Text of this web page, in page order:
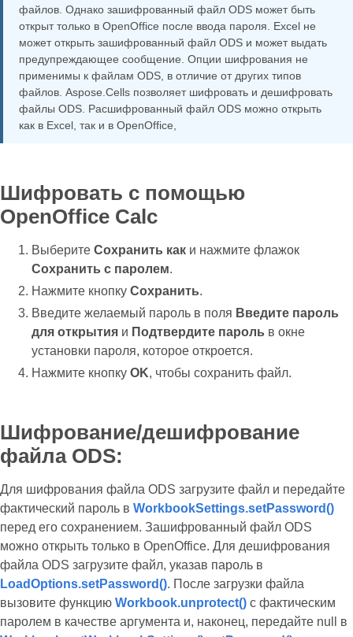
файлов. Однако зашифрованный файл ODS может быть
открыт только в OpenOffice после ввода пароля. Excel не
может открыть зашифрованный файл ODS и может выдать
предупреждающее сообщение. Опции шифрования не
применимы к файлам ODS, в отличие от других типов
файлов. Aspose.Cells позволяет шифровать и дешифровать
файлы ODS. Расшифрованный файл ODS можно открыть
как в Excel, так и в OpenOffice,
Шифровать с помощью
OpenOffice Calc
Выберите Сохранить как и нажмите флажок
Сохранить с паролем.
Нажмите кнопку Сохранить.
Введите желаемый пароль в поля Введите пароль
для открытия и Подтвердите пароль в окне
установки пароля, которое откроется.
Нажмите кнопку OK, чтобы сохранить файл.
Шифрование/дешифрование
файла ODS:
Для шифрования файла ODS загрузите файл и передайте
фактический пароль в WorkbookSettings.setPassword()
перед его сохранением. Зашифрованный файл ODS
можно открыть только в OpenOffice. Для дешифрования
файла ODS загрузите файл, указав пароль в
LoadOptions.setPassword(). После загрузки файла
вызовите функцию Workbook.unprotect() с фактическим
паролем в качестве аргумента и, наконец, передайте null в